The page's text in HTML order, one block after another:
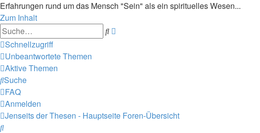
Erfahrungen rund um das Mensch "Sein" als ein spirituelles Wesen...
Zum Inhalt
Suche
Schnellzugriff
Unbeantwortete Themen
Aktive Themen
Suche
FAQ
Anmelden
Jenseits der Thesen - Hauptseite Foren-Übersicht
Suche